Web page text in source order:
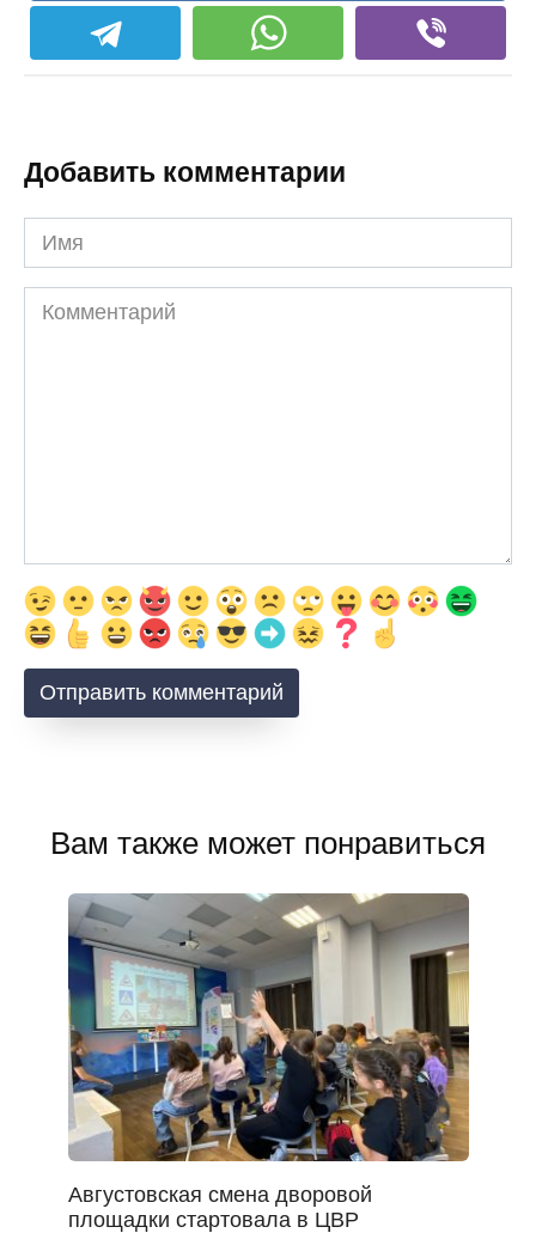
Добавить комментарии
Имя
Комментарий
Вам также может понравиться
Августовская смена дворовой
площадки стартовала в ЦВР